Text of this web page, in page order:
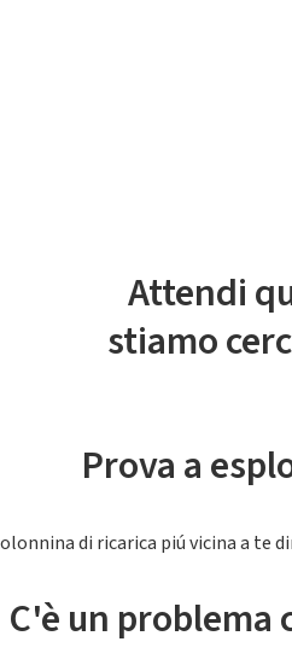
Attendi
stiamo
Prova a
di ricarica piú vicina a te
C'è un problema